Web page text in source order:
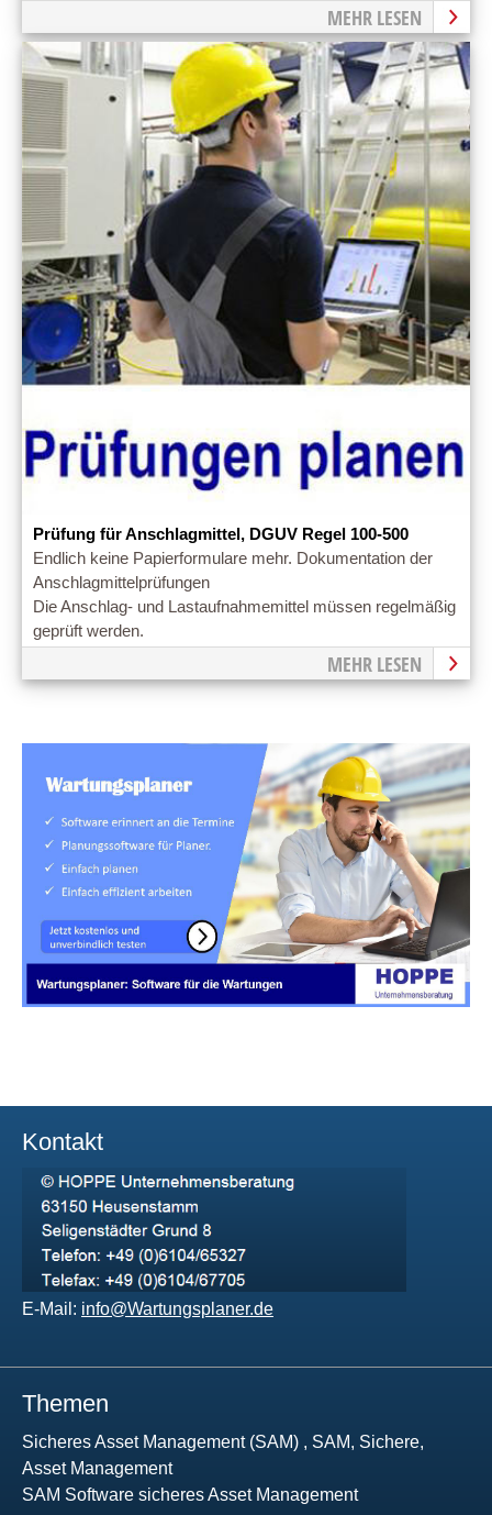
MEHR LESEN
Prüfung für Anschlagmittel, DGUV Regel 100-500
Endlich keine Papierformulare mehr. Dokumentation der
Anschlagmittelprüfungen
Die Anschlag- und Lastaufnahmemittel müssen regelmäßig
geprüft werden.
MEHR LESEN
Kontakt
E-Mail: info@Wartungsplaner.de
Themen
Sicheres Asset Management (SAM) , SAM, Sichere,
Asset Management
SAM Software sicheres Asset Management